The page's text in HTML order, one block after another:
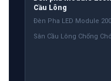
Cầu Lông
Đèn Pha LED Module
Sân Cầu Lông Chống